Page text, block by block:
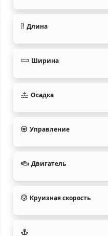
Длина
Ширина
Осадка
Управление
Двигатель
Круизная скорость